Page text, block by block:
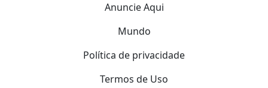
Anuncie Aqui
Mundo
Política de privacidade
Termos de Uso